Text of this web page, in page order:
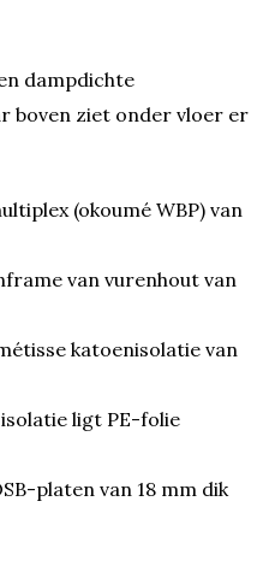
dampdichte
boven ziet onder vloer er
(okoumé WBP) van
van vurenhout van
katoenisolatie van
ligt PE-folie
platen van 18 mm dik